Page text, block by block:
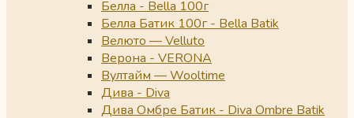
Белла - Bella 100г
Белла Батик 100г - Bella Batik
Велюто — Velluto
Верона - VERONA
Вултайм — Wooltime
Дива - Diva
Дива Омбре Батик - Diva Ombre Batik